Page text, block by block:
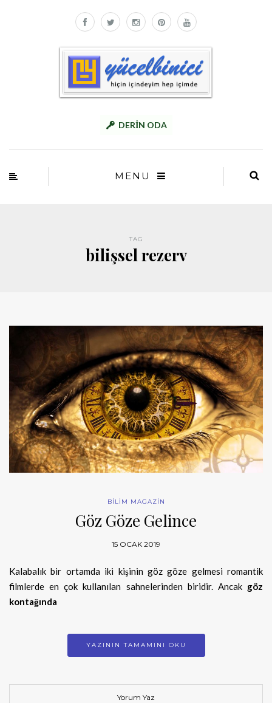
DERİN ODA
MENU
TAG
bilişsel rezerv
BİLİM MAGAZİN
Göz Göze Gelince
15 OCAK 2019
Kalabalık bir ortamda iki kişinin göz göze gelmesi romantik
filmlerde en çok kullanılan sahnelerinden biridir. Ancak göz
kontağında
YAZININ TAMAMINI OKU
Yorum Yaz